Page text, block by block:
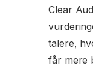
Clear
talere,
får mere